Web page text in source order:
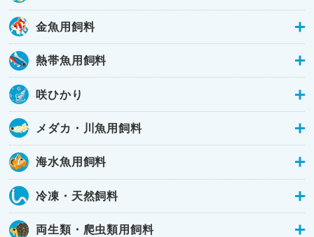
金魚用飼料
熱帯魚用飼料
咲ひかり
メダカ・川魚用飼料
海水魚用飼料
冷凍・天然飼料
両生類・爬虫類用飼料